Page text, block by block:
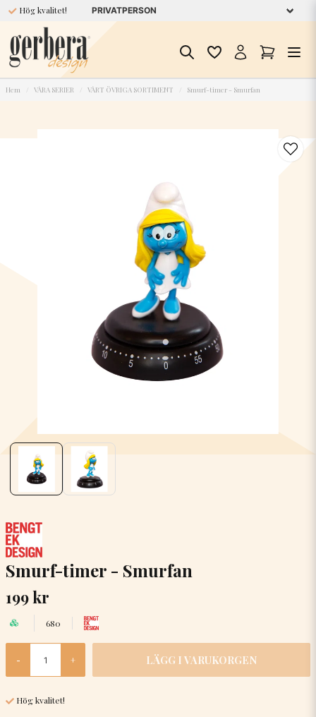
Hög kvalitet!
Hem VÅRA SERIER VÅRT ÖVRIGA SORTIMENT Smurf-timer - Smurfan
Smurf-timer - Smurfan
199 kr
680
- + LÄGG I VARUKORGEN
Hög kvalitet!